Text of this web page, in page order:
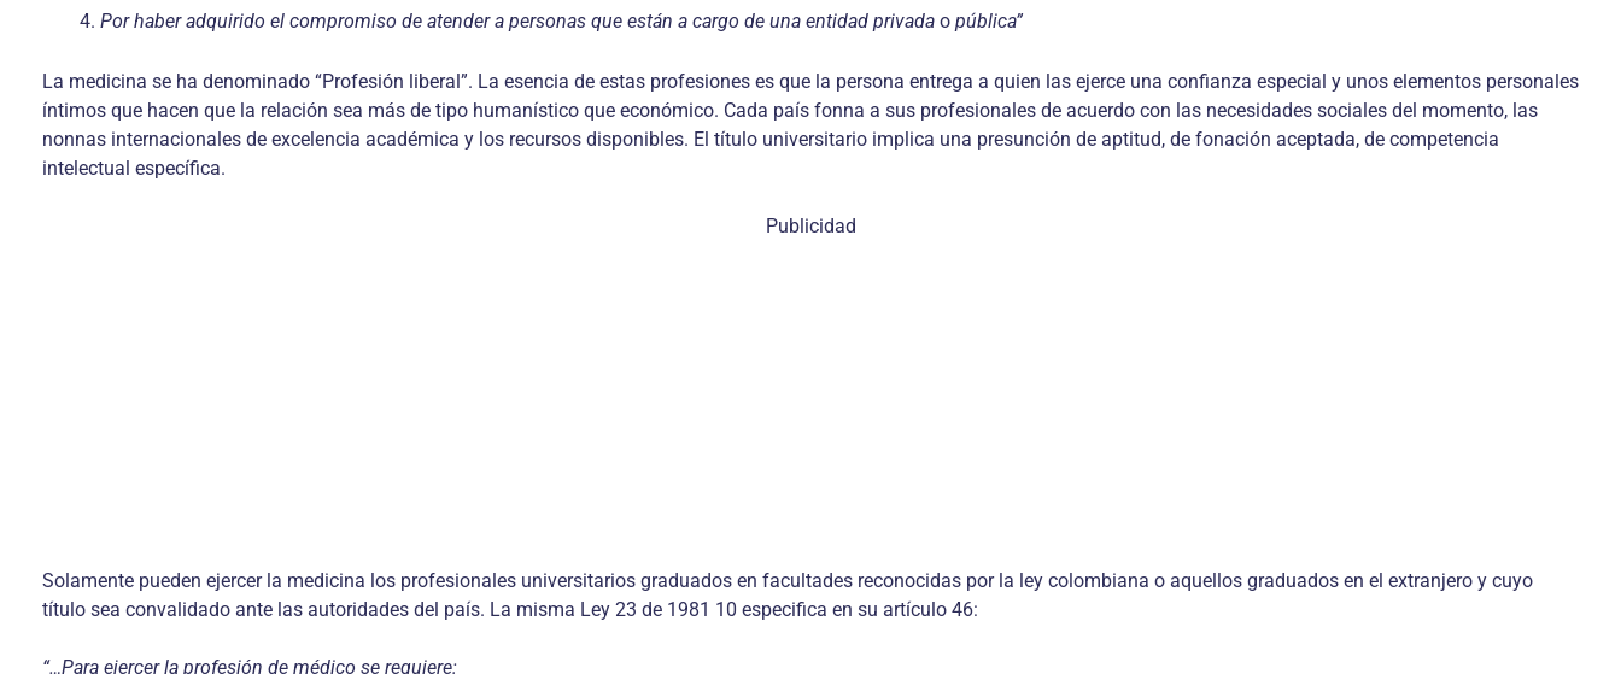
Por haber adquirido el compromiso de atender a personas que están a cargo de una entidad privada o pública”
La medicina se ha denominado “Profesión liberal”. La esencia de estas profesiones es que la persona entrega a quien las ejerce una confianza especial y unos elementos personales
íntimos que hacen que la relación sea más de tipo humanístico que económico. Cada país fonna a sus profesionales de acuerdo con las necesidades sociales del momento, las
nonnas internacionales de excelencia académica y los recursos disponibles. El título universitario implica una presunción de aptitud, de fonación aceptada, de competencia
intelectual específica.
Publicidad
Solamente pueden ejercer la medicina los profesionales universitarios graduados en facultades reconocidas por la ley colombiana o aquellos graduados en el extranjero y cuyo
título sea convalidado ante las autoridades del país. La misma Ley 23 de 1981 10 especifica en su artículo 46:
“…Para ejercer la profesión de médico se requiere: